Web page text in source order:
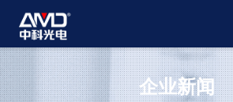
企业新闻